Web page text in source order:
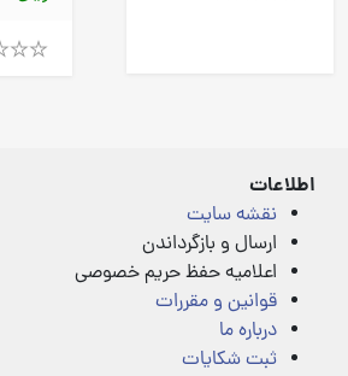
اطلاعات
نقشه سایت
ارسال و بازگرداندن
اعلامیه حفظ حریم خصوصی
قوانین و مقررات
درباره ما
ثبت شکایات